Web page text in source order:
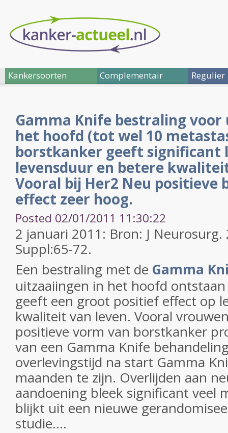
Kankersoorten Complementair Regulier
Gamma Knife bestraling
het hoofd (tot wel 10
borstkanker geeft significant
levensduur en betere
Vooral bij Her2 Neu positieve
effect zeer hoog.
Posted 02/01/2011 11:30:22
2 januari 2011: Bron: J Neurosurg.
Suppl:65-72.
Een bestraling met de Gamma
uitzaaiingen in het hoofd
geeft een groot positief effect op
kwaliteit van leven. Vooral
positieve vorm van borstkanker
van een Gamma Knife
overlevingstijd na start Gamma
maanden te zijn. Overlijden aan
aandoening bleek significant veel
blijkt uit een nieuwe
studie....